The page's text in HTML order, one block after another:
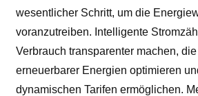
wesentlicher Schritt, um die
voranzutreiben. Intelligente
Verbrauch transparenter machen,
erneuerbarer Energien optimieren
dynamischen Tarifen ermöglichen.